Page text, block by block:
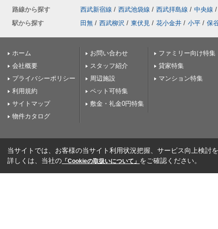
路線から探す
西武新宿線 / 西武池袋線 / 西武拝島線 / 中央線 /
駅から探す
田無 / 西武柳沢 / 東伏見 / 花小金井 / 小平 / 保
ホーム
会社概要
プライバシーポリシー
利用規約
サイトマップ
物件カタログ
お問い合わせ
スタッフ紹介
周辺施設
ペット可特集
敷金・礼金0円特集
ファミリー向け特集
貸家特集
マンション特集
当サイトでは、お客様の当サイト利用状況把握、サービス向上検討
詳しくは、当社の 「Cookieの取扱いについて」 をご確認ください。